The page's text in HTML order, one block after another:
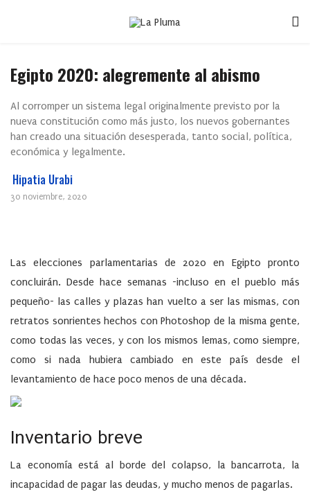
Egipto 2020: alegremente al abismo
Al corromper un sistema legal originalmente previsto por la
nueva constitución como más justo, los nuevos gobernantes
han creado una situación desesperada, tanto social, política,
económica y legalmente.
Hipatia Urabi
30 noviembre, 2020
Las elecciones parlamentarias de 2020 en Egipto pronto
concluirán. Desde hace semanas -incluso en el pueblo más
pequeño- las calles y plazas han vuelto a ser las mismas, con
retratos sonrientes hechos con Photoshop de la misma gente,
como todas las veces, y con los mismos lemas, como siempre,
como si nada hubiera cambiado en este país desde el
levantamiento de hace poco menos de una década.
Inventario breve
La economía está al borde del colapso, la bancarrota, la
incapacidad de pagar las deudas, y mucho menos de pagarlas.